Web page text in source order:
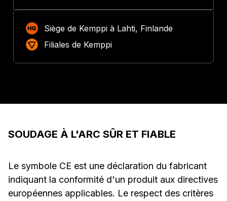
Siège de Kemppi à Lahti, Finlande
Filiales de Kemppi
SOUDAGE À L'ARC SÛR ET FIABLE
Le symbole CE est une déclaration du fabricant
indiquant la conformité d'un produit aux directives
européennes applicables. Le respect des critères